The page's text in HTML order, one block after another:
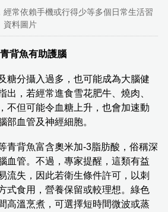
經常依賴手機或行得少等多個日常生活習
資料圖片
背魚有助護腦
糖分攝入過多，也可能成為大腦健
出，若經常進食雪花肥牛、燒肉、
不但可能令血糖上升，也會加速動
部血管及神經細胞。
青背魚富含奧米加-3脂肪酸，俗稱深
血管。不過，專家提醒，這類有益
流失，因此若衛生條件許可，以刺
式食用，營養保留或較理想。綠色
高溫烹煮，可選擇短時間微波或蒸